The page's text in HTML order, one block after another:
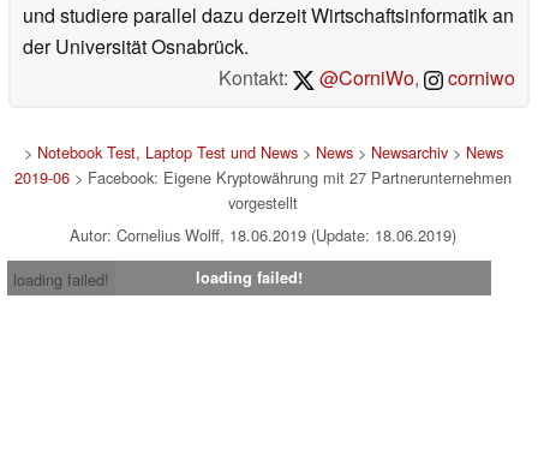
und studiere parallel dazu derzeit Wirtschaftsinformatik an
der Universität Osnabrück.
Kontakt:
@CorniWo, corniwo
> Notebook Test, Laptop Test und News> News> Newsarchiv> News
2019-06 > Facebook: Eigene Kryptowährung mit 27 Partnerunternehmen
vorgestellt
Autor: Cornelius Wolff, 18.06.2019 (Update: 18.06.2019)
loading failed!
loading failed!